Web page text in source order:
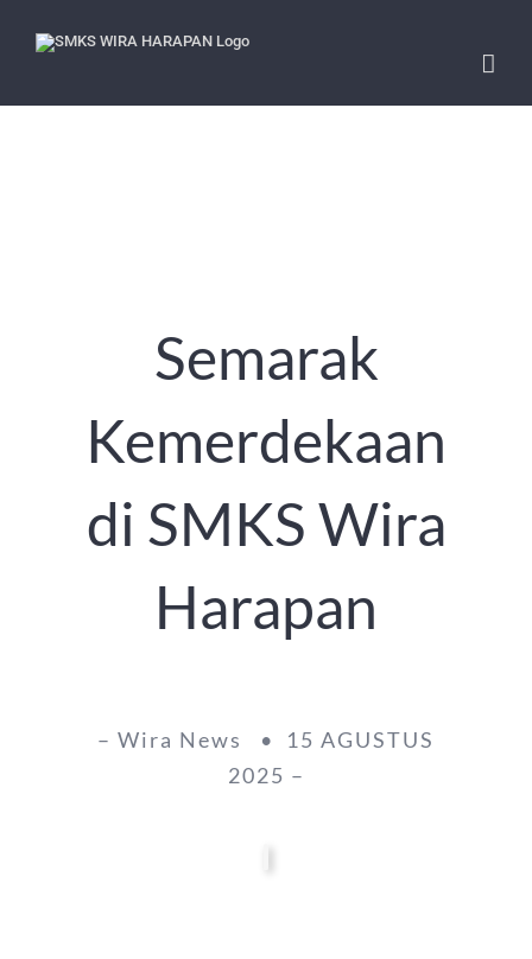
Semarak
Kemerdekaan
di SMKS Wira
Harapan
– Wira News • 15 AGUSTUS
2025 –